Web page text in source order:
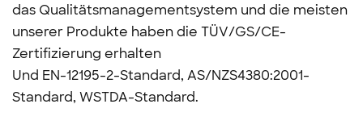
das Qualitätsmanagementsystem und die meisten
unserer Produkte haben die TÜV/GS/CE-
Zertifizierung erhalten
Und EN-12195-2-Standard, AS/NZS4380:2001-
Standard, WSTDA-Standard.